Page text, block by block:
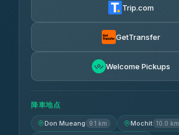
Air Korat Pattana
Trip.com
GetTransfer
Welcome Pickups
降車地点
Don Mueang 9.1 km Mochit 10.0 km